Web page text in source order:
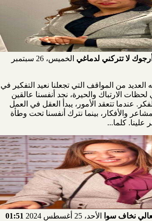
لا تتركني لدماغي
الخميس، 26 سبتمبر
العديد من المواقف التي تجعلنا نعيد التفكير في
لحظات الارتباك والحيرة، نجد أنفسنا عالقين
عندما تتعقد الأمور، يبدأ العقل في العمل
والأفكار، بينما نترك أنفسنا تحت وطأة
علينا. كلما...
نخاف سوا الأحد، 25 أغسطس 2024
01:51